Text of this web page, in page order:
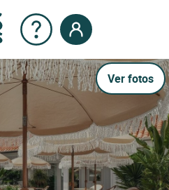
Ver fotos